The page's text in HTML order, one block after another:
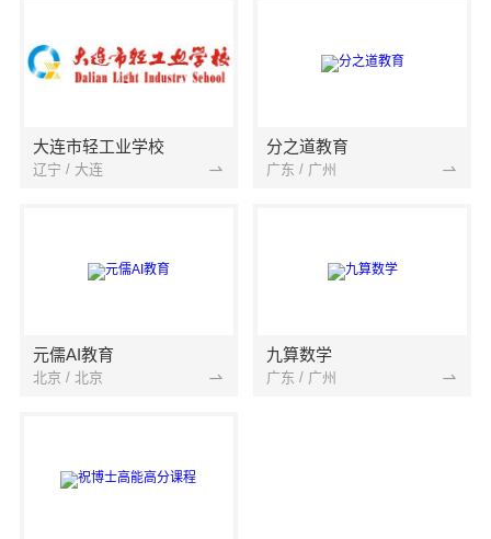
大连市轻工业学校
辽宁 / 大连
分之道教育
广东 / 广州
元儒AI教育
北京 / 北京
九算数学
广东 / 广州